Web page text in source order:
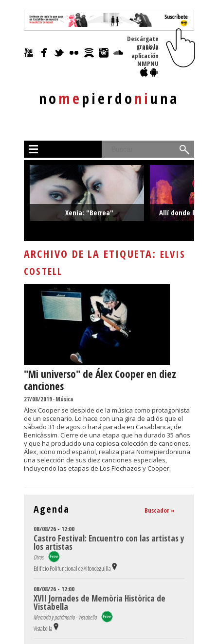
nomepierdoniuna
Descárgate
gratis la nueva
aplicación
NMPNU
Xenia: "Berrea" Allí donde la
ARCHIVO DE LA ETIQUETA: ELVIS
COSTELL
"Mi universo" de Álex Cooper en diez
canciones
27/08/2019-Música
Álex Cooper se despide de la música como protagonista
de un escenario. Lo hace con una gira de adiós que el
sábado 31 de agosto hará parada en Casablanca, de
Benicàssim. Cierre de una etapa que ha durado 35 años
y que ha producido una copiosa colección de canciones.
Álex, icono mod español, realiza para Nomepierdoniuna
una selección de sus diez canciones especiales,
incluyendo las etapas de Los Flechazos y Cooper.
Agenda Buscador »
08/08/26 - 12:00
Castro Festival: Encuentro con las artistas y
los artistas
Otros
Edificio Polifuncional de Alfondeguilla
08/08/26 - 12:00
XVII Jornades de Memòria Històrica de
Vistabella
Memoria y patrimonio - Vistabella
Vistabella